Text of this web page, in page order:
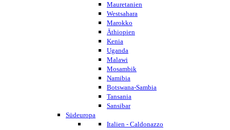
Mauretanien
Westsahara
Marokko
Äthiopien
Kenia
Uganda
Malawi
Mosambik
Namibia
Botswana-Sambia
Tansania
Sansibar
Südeuropa
Italien - Caldonazzo